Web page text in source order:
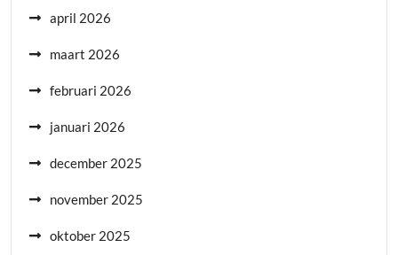
april 2026
maart 2026
februari 2026
januari 2026
december 2025
november 2025
oktober 2025